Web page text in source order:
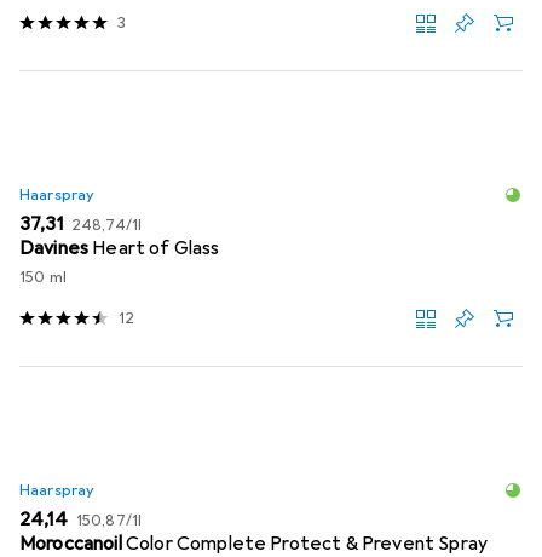
3
Haarspray
EUR
37,31 EUR
248,74/1l
Davines Heart of Glass
150 ml
12
Haarspray
EUR
24,14 EUR
150,87/1l
MoroccanoilColor Complete Protect & Prevent Spray